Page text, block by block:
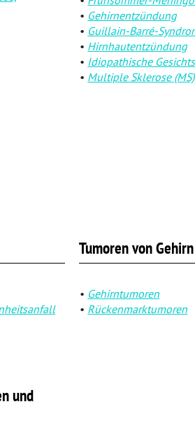
Gehirnentzündung
Guillain-Barré-
Hirnhautentzündung
Idiopathische
Multiple Sklerose (MS)
Tumoren von
Gehirntumoren
Rückenmarktumoren
und